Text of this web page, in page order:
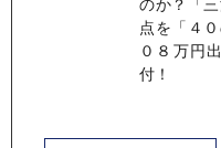
点を「４
０８万円
付！